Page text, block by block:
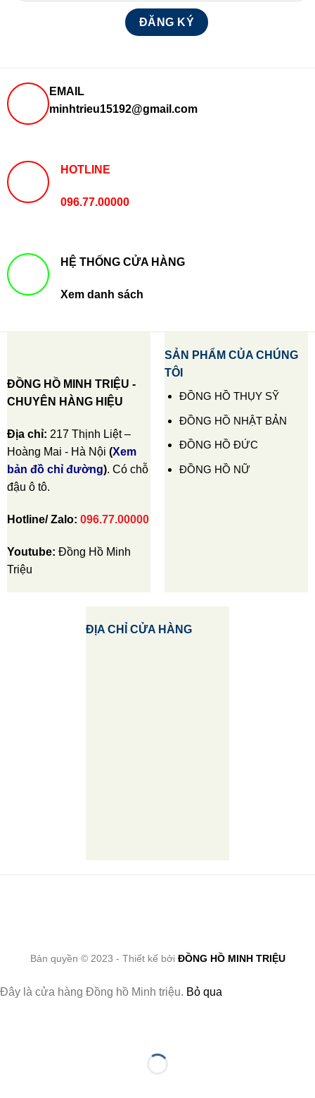
EMAIL
minhtrieu15192@gmail.com
HOTLINE
096.77.00000
HỆ THỐNG CỬA HÀNG
Xem danh sách
ĐỒNG HỒ MINH TRIỆU -
CHUYÊN HÀNG HIỆU
Địa chỉ: 217 Thịnh Liệt –
Hoàng Mai - Hà Nội (Xem
bản đồ chỉ đường). Có chỗ
đậu ô tô.
Hotline/ Zalo: 096.77.00000
Youtube: Đồng Hồ Minh
Triệu
SẢN PHẨM CỦA CHÚNG
TÔI
ĐỒNG HỒ THỤY SỸ
ĐỒNG HỒ NHẬT BẢN
ĐỒNG HỒ ĐỨC
ĐỒNG HỒ NỮ
ĐỊA CHỈ CỬA HÀNG
Bản quyền © 2023 - Thiết kế bởi ĐỒNG HỒ MINH TRIỆU
Đây là cửa hàng Đồng hồ Minh triệu. Bỏ qua